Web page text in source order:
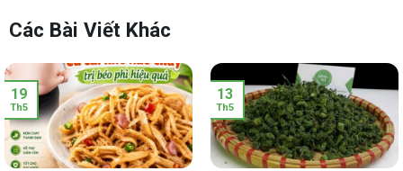
Các Bài Viết Khác
19
Th5
13
Th5